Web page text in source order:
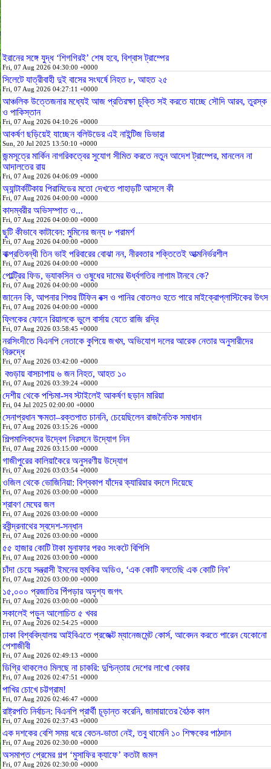
ইরানের সঙ্গে যুদ্ধ ‘শিগগিরই’ শেষ হবে, বিশ্বাস ট্রাম্পের
Fri, 07 Aug 2026 04:30:00 +0000
সিলেটে যাত্রীবাহী দুই বাসের সংঘর্ষে নিহত ৮, আহত ২৫
Fri, 07 Aug 2026 04:27:11 +0000
আঞ্চলিক উত্তেজনার মধ্যেই আজ প্রতিরক্ষা চুক্তি সই করতে যাচ্ছে সৌদি আরব, তুরস্ক
ও পাকিস্তান
Fri, 07 Aug 2026 04:10:26 +0000
আকর্ষণ ছড়িয়েই যাচ্ছেন বলিউডের এই নাইন্টিজ ডিভারা
Sun, 20 Jul 2025 13:50:10 +0000
জন্মসূত্রে মার্কিন নাগরিকত্বের সুযোগ সীমিত করতে নতুন আদেশ ট্রাম্পের, মানলেন না
আদালতের রায়
Fri, 07 Aug 2026 04:06:09 +0000
অ্যান্টার্কটিকায় পিরামিডের মতো দেখতে পাহাড়টি আসলে কী
Fri, 07 Aug 2026 04:00:00 +0000
কাদম্বরীর অভিসম্পাত ও...
Fri, 07 Aug 2026 04:00:00 +0000
ছুটি কীভাবে কাটাবেন: মুমিনের জন্য ৮ পরামর্শ
Fri, 07 Aug 2026 04:00:00 +0000
বাক্প্রতিবন্ধী তিন ভাই পরিবারের বোঝা নন, নীরবতার শক্তিতেই আত্মনির্ভরশীল
Fri, 07 Aug 2026 04:00:00 +0000
পোল্ট্রির ফিড, ভ্যাকসিন ও ওষুধের দামের ঊর্ধ্বগতির লাগাম টানবে কে?
Fri, 07 Aug 2026 04:00:00 +0000
জানেন কি, আপনার শিশুর টিফিন বক্স ও পানির বোতলও হতে পারে মাইক্রোপ্লাস্টিকের উৎস
Fri, 07 Aug 2026 04:00:00 +0000
ফ্লিকের ফোনে রিয়ালকে ভুলে বার্সায় যেতে রাজি রদ্রি
Fri, 07 Aug 2026 03:58:45 +0000
নরসিংদীতে বিএনপি নেতাকে কুপিয়ে জখম, অভিযোগ দলের আরেক নেতার অনুসারীদের
বিরুদ্ধে
Fri, 07 Aug 2026 03:42:00 +0000
বগুড়ায় বাসচাপায় ৬ জন নিহত, আহত ১০
Fri, 07 Aug 2026 03:39:24 +0000
দেশীয় থেকে পশ্চিমা-সব স্টাইলেই আকর্ষণ ছড়ান মারিয়া
Fri, 04 Jul 2025 02:00:00 +0000
সেনাপ্রধান ক্ষমতা–রক্তপাত চাননি, চেয়েছিলেন রাজনৈতিক সমাধান
Fri, 07 Aug 2026 03:15:26 +0000
শিল্পমালিকদের উদ্বেগ নিরসনে উদ্যোগ নিন
Fri, 07 Aug 2026 03:15:00 +0000
গাজীপুরের কালিয়াকৈরে অনুসরণীয় উদ্যোগ
Fri, 07 Aug 2026 03:03:54 +0000
ওজিল থেকে ভোজিনিয়া: বিশ্বকাপ যাঁদের ক্যারিয়ার বদলে দিয়েছে
Fri, 07 Aug 2026 03:00:00 +0000
শ্রাবণ মেঘের জল
Fri, 07 Aug 2026 03:00:00 +0000
রবীন্দ্রনাথের স্বদেশ-সন্ধান
Fri, 07 Aug 2026 03:00:00 +0000
৫৫ হাজার কোটি টাকা মুনাফার পরও সংকটে বিপিসি
Fri, 07 Aug 2026 03:00:00 +0000
চাঁদা চেয়ে সন্ত্রাসী ইমনের হুমকির অডিও, ‘এক কোটি বলতেছি এক কোটি নিব’
Fri, 07 Aug 2026 03:00:00 +0000
১৫,০০০ প্রজাতির পিঁপড়ার অদৃশ্য জগৎ
Fri, 07 Aug 2026 03:00:00 +0000
সকালেই পড়ুন আলোচিত ৫ খবর
Fri, 07 Aug 2026 02:54:25 +0000
ঢাকা বিশ্ববিদ্যালয় আইবিএতে প্রজেক্ট ম্যানেজমেন্ট কোর্স, আবেদন করতে পারেন যেকোনো
পেশাজীবী
Fri, 07 Aug 2026 02:49:13 +0000
ডিগ্রি থাকলেও মিলছে না চাকরি: দুশ্চিন্তায় দেশের লাখো বেকার
Fri, 07 Aug 2026 02:47:51 +0000
পাখির চোখে চট্টগ্রাম!
Fri, 07 Aug 2026 02:46:47 +0000
রাষ্ট্রপতি নির্বাচন: বিএনপি প্রার্থী চূড়ান্ত করেনি, জামায়াতের বৈঠক কাল
Fri, 07 Aug 2026 02:37:43 +0000
এক দশকের বেশি সময় ধরে বেতন-ভাতা নেই, তবু থামেনি ১০ শিক্ষকের পাঠদান
Fri, 07 Aug 2026 02:30:00 +0000
অসমাপ্ত প্রেমের গল্প ‘মুসাফির ক্যাফে’ কতটা জমল
Fri, 07 Aug 2026 02:30:00 +0000